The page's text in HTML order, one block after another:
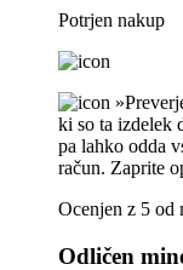
Potrjen nakup
ki so ta izdelek
pa lahko odda
račun. Zaprite
Ocenjen z 5 od
Odličen